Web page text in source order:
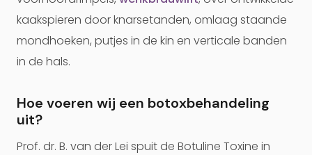
kaakspieren door knarsetanden, omlaag staande
mondhoeken, putjes in de kin en verticale banden
in de hals.
Hoe voeren wij een botoxbehandeling
uit?
Prof. dr. B. van der Lei spuit de Botuline Toxine in